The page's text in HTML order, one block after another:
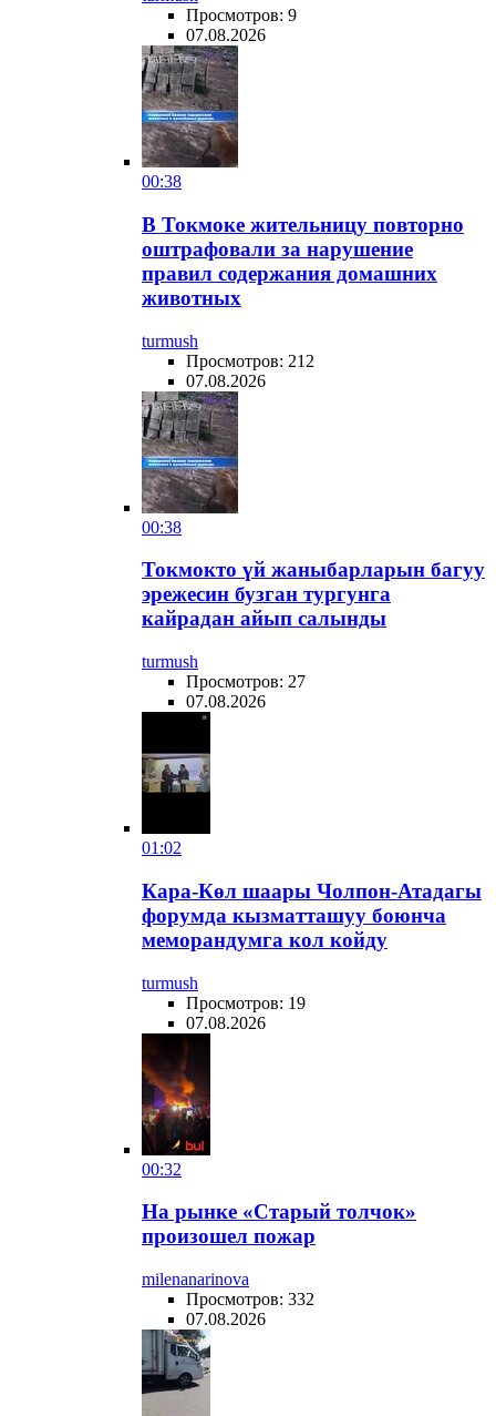
Просмотров: 9
07.08.2026
00:38
В Токмоке жительницу повторно
оштрафовали за нарушение
правил содержания домашних
животных
turmush
Просмотров: 212
07.08.2026
00:38
​Токмокто үй жаныбарларын багуу
эрежесин бузган тургунга
кайрадан айып салынды
turmush
Просмотров: 27
07.08.2026
01:02
Кара-Көл шаары Чолпон-Атадагы
форумда кызматташуу боюнча
меморандумга кол койду
turmush
Просмотров: 19
07.08.2026
00:32
На рынке «Старый толчок»
произошел пожар
milenanarinova
Просмотров: 332
07.08.2026